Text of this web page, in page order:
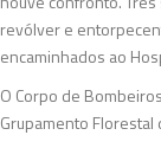
revólver e
encaminhados ao
O Corpo de
Grupamento